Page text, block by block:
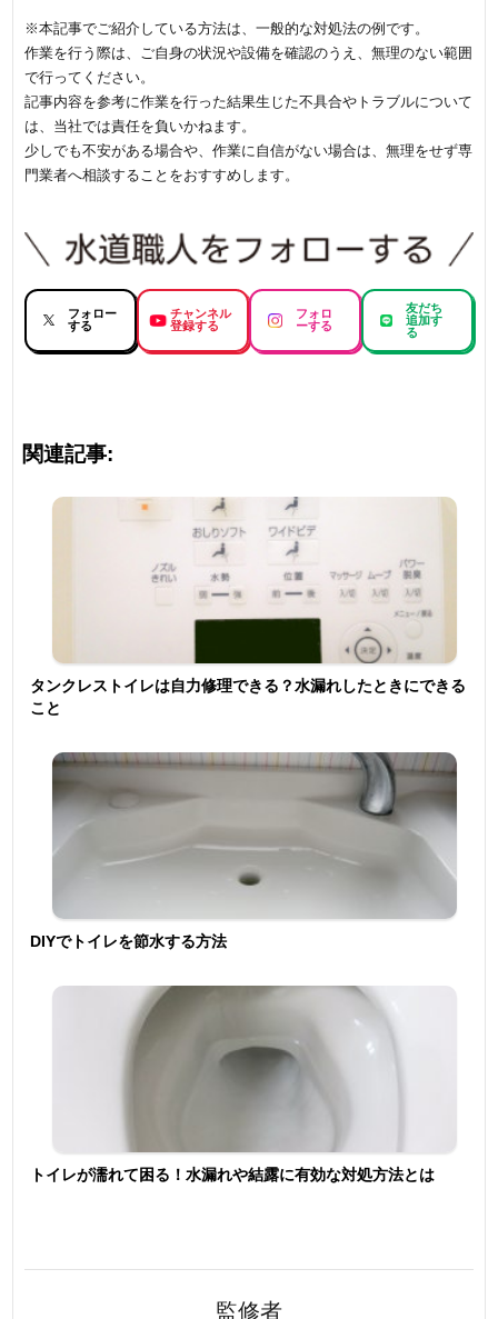
※本記事でご紹介している方法は、一般的な対処法の例です。
作業を行う際は、ご自身の状況や設備を確認のうえ、無理のない範囲
で行ってください。
記事内容を参考に作業を行った結果生じた不具合やトラブルについて
は、当社では責任を負いかねます。
少しでも不安がある場合や、作業に自信がない場合は、無理をせず専
門業者へ相談することをおすすめします。
フォロー
する
チャンネル
登録する
フォロ
ーする
友だち
追加す
る
関連記事:
タンクレストイレは自力修理できる？水漏れしたときにできる
こと
DIYでトイレを節水する方法
トイレが濡れて困る！水漏れや結露に有効な対処方法とは
監修者